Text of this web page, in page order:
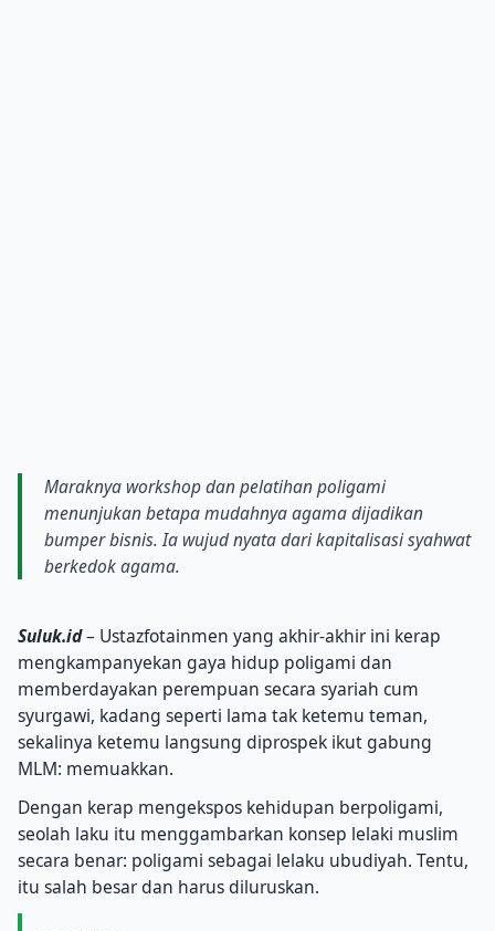
Maraknya workshop dan pelatihan poligami
menunjukan betapa mudahnya agama dijadikan
bumper bisnis. Ia wujud nyata dari kapitalisasi syahwat
berkedok agama.
Suluk.id– Ustazfotainmen yang akhir-akhir ini kerap
mengkampanyekan gaya hidup poligami dan
memberdayakan perempuan secara syariah cum
syurgawi, kadang seperti lama tak ketemu teman,
sekalinya ketemu langsung diprospek ikut gabung
MLM: memuakkan.
Dengan kerap mengekspos kehidupan berpoligami,
seolah laku itu menggambarkan konsep lelaki muslim
secara benar: poligami sebagai lelaku ubudiyah. Tentu,
itu salah besar dan harus diluruskan.